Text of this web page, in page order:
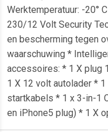
Werktemperatuur: -20°
230/12 Volt Security
en bescherming tegen
waarschuwing *
accessoires: * 1 X plug
1 X 12 volt autolader *
startkabels * 1 x 3-in-1
en iPhone5 plug) * 1 X